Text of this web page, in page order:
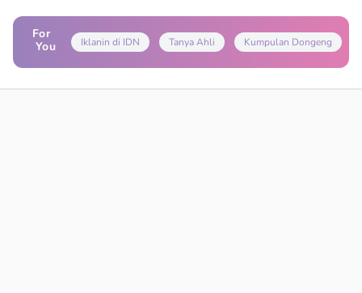
For
You
Iklanin di IDN Tanya Ahli Kumpulan Dongeng